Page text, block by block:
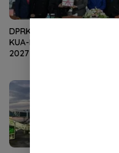
DPRK Terima Dokumen R-
KUA-PPAS APBK Banda Aceh
2027 dari Eksekutif